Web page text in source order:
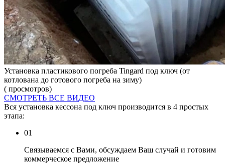
Установка пластикового погреба Tingard под ключ (от
котлована до готового погреба на зиму)
( просмотров)
СМОТРЕТЬ ВСЕ ВИДЕО
Вся установка кессона под ключ производится в 4 простых
этапа:
01
Связываемся с Вами, обсуждаем Ваш случай и готовим
коммерческое предложение